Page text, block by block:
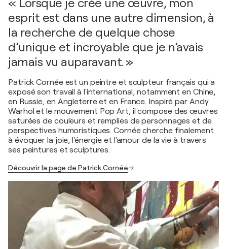
esprit est dans une autre dimension, à
la recherche de quelque chose
d’unique et incroyable que je n’avais
jamais vu auparavant. »
Patrick Cornée est un peintre et sculpteur français qui a
exposé son travail à l'international, notamment en Chine,
en Russie, en Angleterre et en France. Inspiré par Andy
Warhol et le mouvement Pop Art, il compose des œuvres
saturées de couleurs et remplies de personnages et de
perspectives humoristiques. Cornée cherche finalement
à évoquer la joie, l'énergie et l'amour de la vie à travers
ses peintures et sculptures.
Découvrir la page de Patrick Cornée